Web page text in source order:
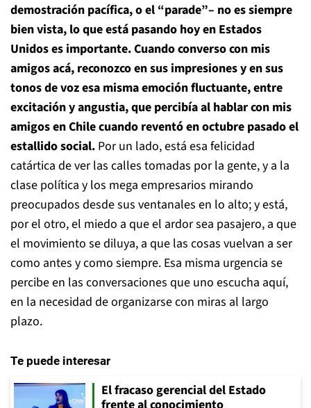
demostración pacífica, o el “parade”– no es siempre
bien vista, lo que está pasando hoy en Estados
Unidos es importante. Cuando converso con mis
amigos acá, reconozco en sus impresiones y en sus
tonos de voz esa misma emoción fluctuante, entre
excitación y angustia, que percibía al hablar con mis
amigos en Chile cuando reventó en octubre pasado el
estallido social. Por un lado, está esa felicidad
catártica de ver las calles tomadas por la gente, y a la
clase política y los mega empresarios mirando
preocupados desde sus ventanales en lo alto; y está,
por el otro, el miedo a que el ardor sea pasajero, a que
el movimiento se diluya, a que las cosas vuelvan a ser
como antes y como siempre. Esa misma urgencia se
percibe en las conversaciones que uno escucha aquí,
en la necesidad de organizarse con miras al largo
plazo.
Te puede interesar
El fracaso gerencial del Estado